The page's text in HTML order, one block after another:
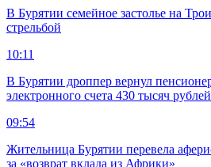
В Бурятии семейное застолье на
стрельбой
10:11
В Бурятии дроппер вернул
электронного счета 430 тысяч рублей
09:54
Жительница Бурятии перевела
за «возврат вклада из Африки»